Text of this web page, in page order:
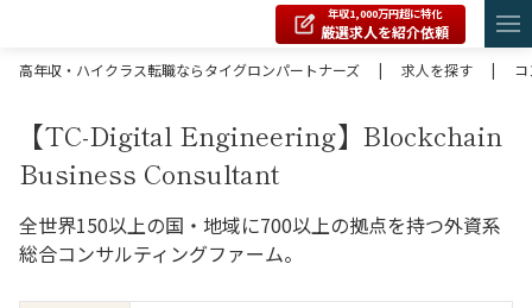
年収1,000万円超に特化
厳選求人を紹介依頼
高年収・ハイクラス転職ならタイグロンパートナーズ
| 求人を探す |
【TC-Digital Engineering】Blockchain
Business Consultant
全世界150以上の国・地域に700以上の拠点を持つ外資系
総合コンサルティングファーム。